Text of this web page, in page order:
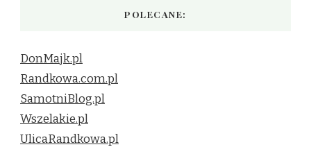
POLECANE:
DonMajk.pl
Randkowa.com.pl
SamotniBlog.pl
Wszelakie.pl
UlicaRandkowa.pl